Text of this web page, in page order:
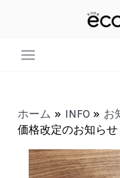
ホーム INFO
お
価格改定のお知らせ